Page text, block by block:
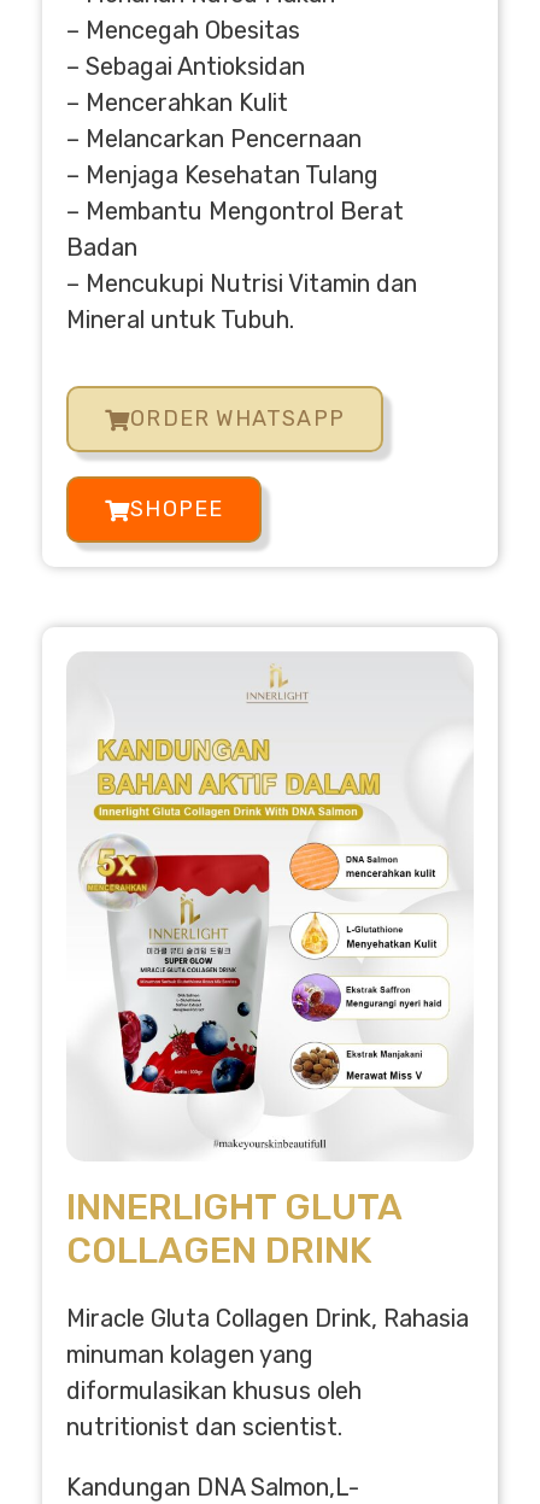
– Mencegah Obesitas
– Sebagai Antioksidan
– Mencerahkan Kulit
– Melancarkan Pencernaan
– Menjaga Kesehatan Tulang
– Membantu Mengontrol Berat
Badan
– Mencukupi Nutrisi Vitamin dan
Mineral untuk Tubuh.
ORDER WHATSAPP
SHOPEE
INNERLIGHT GLUTA
COLLAGEN DRINK
Miracle Gluta Collagen Drink, Rahasia
minuman kolagen yang
diformulasikan khusus oleh
nutritionist dan scientist.
Kandungan DNA Salmon,L-